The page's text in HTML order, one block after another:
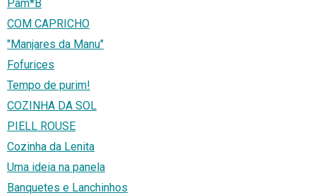
Pam*B
COM CAPRICHO
"Manjares da Manu"
Fofurices
Tempo de purim!
COZINHA DA SOL
PIELL ROUSE
Cozinha da Lenita
Uma ideia na panela
Banquetes e Lanchinhos